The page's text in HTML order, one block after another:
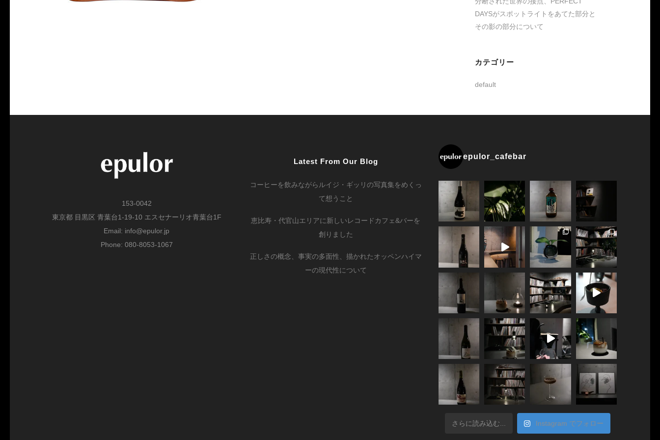
DAYSがスポットライトをあてた部分と
その影の部分について
カテゴリー
default
153-0042
東京都 目黒区 青葉台1-19-10 エスセナーリオ青葉台1F
Email: info@epulor.jp
Phone: 080-8053-1067
Latest From Our Blog
コーヒーを飲みながらルイジ・ギッリの写真集をめくっ
て想うこと
恵比寿・代官山エリアに新しいレコードカフェ&バーを
創りました
正しさの概念、事実の多面性、描かれたオッペンハイマ
ーの現代性について
epulor_cafebar
さらに読み込む... Instagram でフォロー